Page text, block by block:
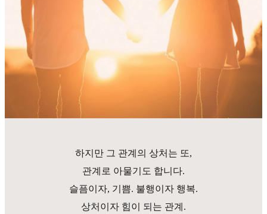
하지만 그 관계의 상처는 또,
관계로 아물기도 합니다.
슬픔이자, 기쁨. 불행이자 행복.
상처이자 힘이 되는 관계.